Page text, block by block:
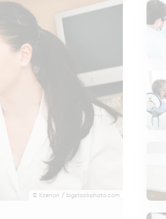
© Kzenon / bigstockphoto.com